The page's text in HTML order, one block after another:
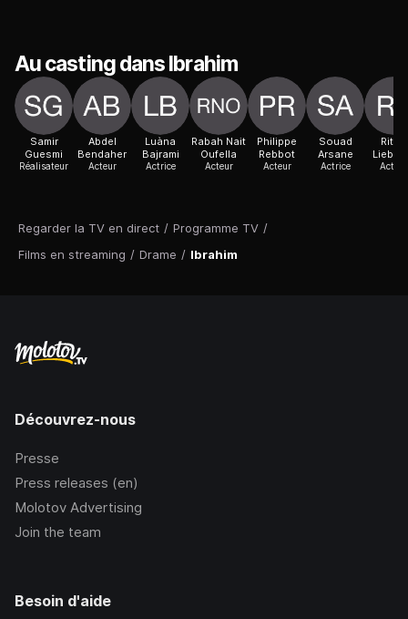
Regarder la TV en direct / Programme TV /
Films en streaming / Drame / Ibrahim
Au casting dans Ibrahim
Samir
Guesmi
Réalisateur
Abdel
Bendaher
Acteur
Luàna
Bajrami
Actrice
Rabah Nait
Oufella
Acteur
Philippe
Rebbot
Acteur
Souad
Arsane
Actrice
Riton
Acteur
Découvrez-nous
Presse
Press releases (en)
Molotov Advertising
Join the team
Besoin d'aide